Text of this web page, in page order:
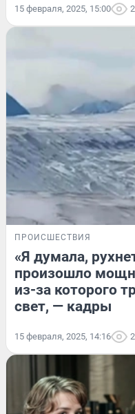
15 февраля, 2025, 15:00
ПРОИСШЕСТВИЯ
«Я думала,
произошло
из-за которого
свет, — кадры
15 февраля, 2025, 14:16